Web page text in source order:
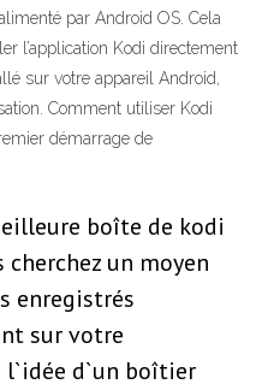
par Android OS. Cela
l’application Kodi directement
sur votre appareil Android,
Comment utiliser Kodi
démarrage de
boîte de kodi
cherchez un moyen
enregistrés
sur votre
l`idée d`un boîtier